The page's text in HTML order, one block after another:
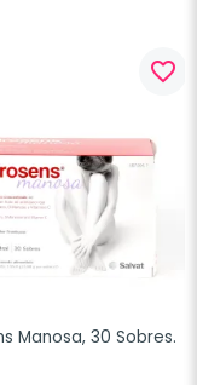
favorite_border
Manosa, 30 Sobres.